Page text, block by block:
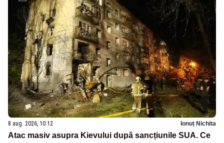
8 aug. 2026, 10:12 Ionuț Nichita
Atac masiv asupra Kievului după sancțiunile SUA. Ce